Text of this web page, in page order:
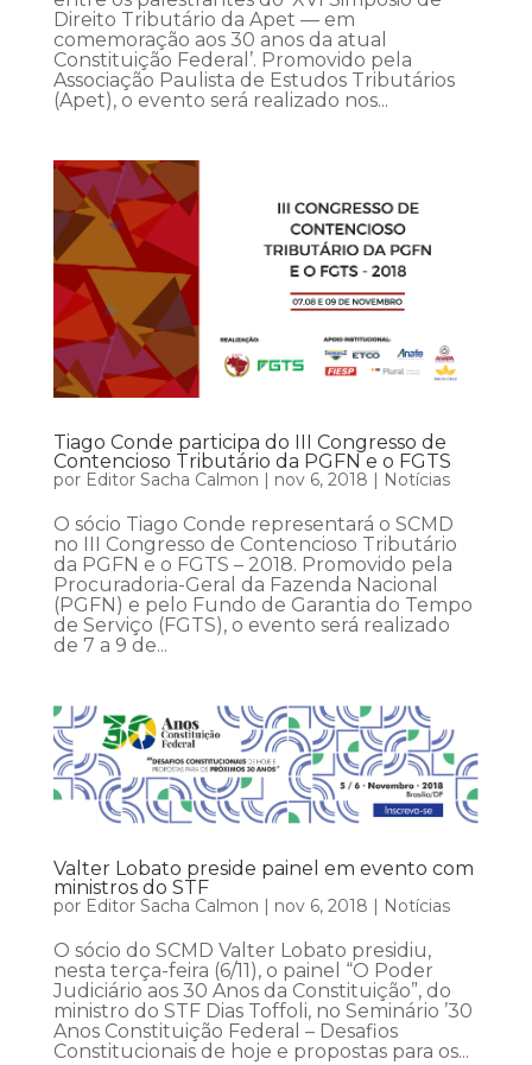
Direito Tributário da Apet — em
comemoração aos 30 anos da atual
Constituição Federal’. Promovido pela
Associação Paulista de Estudos Tributários
(Apet), o evento será realizado nos...
Tiago Conde participa do III Congresso de
Contencioso Tributário da PGFN e o FGTS
por Editor Sacha Calmon | nov 6, 2018 | Notícias
O sócio Tiago Conde representará o SCMD
no III Congresso de Contencioso Tributário
da PGFN e o FGTS – 2018. Promovido pela
Procuradoria-Geral da Fazenda Nacional
(PGFN) e pelo Fundo de Garantia do Tempo
de Serviço (FGTS), o evento será realizado
de 7 a 9 de...
Valter Lobato preside painel em evento com
ministros do STF
por Editor Sacha Calmon | nov 6, 2018 | Notícias
O sócio do SCMD Valter Lobato presidiu,
nesta terça-feira (6/11), o painel “O Poder
Judiciário aos 30 Anos da Constituição”, do
ministro do STF Dias Toffoli, no Seminário ’30
Anos Constituição Federal – Desafios
Constitucionais de hoje e propostas para os...